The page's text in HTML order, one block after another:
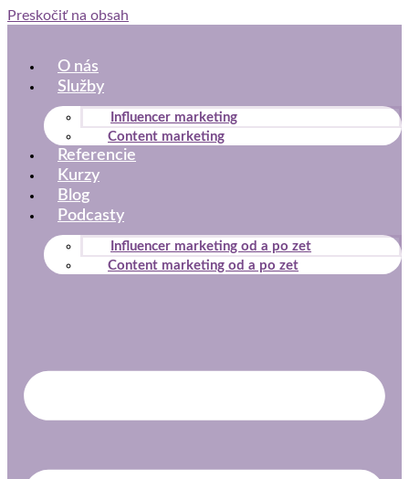
Preskočiť na obsah
O nás
Služby
Influencer marketing
Content marketing
Referencie
Kurzy
Blog
Podcasty
Influencer marketing od a po zet
Content marketing od a po zet